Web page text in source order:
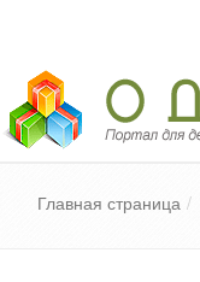
Педагогический
Главная страница